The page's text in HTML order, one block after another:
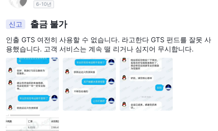
6-10년
신고 출금 불가
인출 GTS 여전히 사용할 수 없습니다. 라고한다 GTS 펀드를 잘못 사
용했습니다. 고객 서비스는 계속 떨 리거나 심지어 무시합니다.